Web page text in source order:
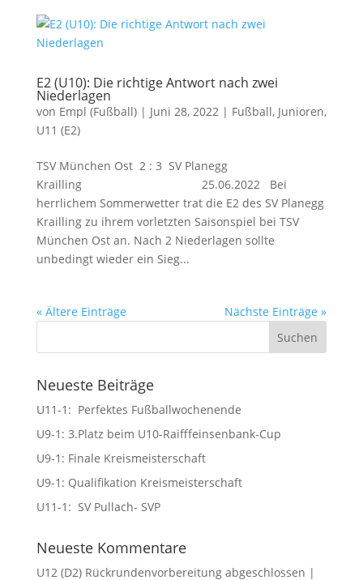
E2 (U10): Die richtige Antwort nach zwei
Niederlagen
von Empl (Fußball)| Juni 28, 2022| Fußball, Junioren,
U11 (E2)
TSV München Ost 2 : 3 SV Planegg
Krailling 25.06.2022 Bei
herrlichem Sommerwetter trat die E2 des SV Planegg
Krailling zu ihrem vorletzten Saisonspiel bei TSV
München Ost an. Nach 2 Niederlagen sollte
unbedingt wieder ein Sieg...
« Ältere Einträge Nächste Einträge »
Neueste Beiträge
U11-1: Perfektes Fußballwochenende
U9-1: 3.Platz beim U10-Raifffeinsenbank-Cup
U9-1: Finale Kreismeisterschaft
U9-1: Qualifikation Kreismeisterschaft
U11-1: SV Pullach- SVP
Neueste Kommentare
U12 (D2) Rückrundenvorbereitung abgeschlossen |